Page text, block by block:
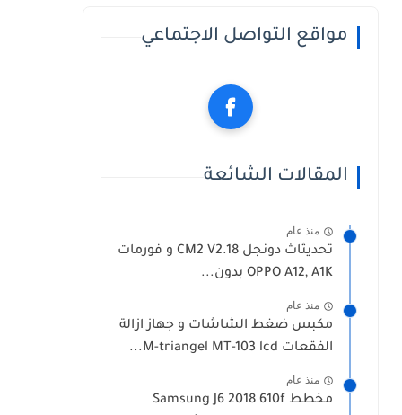
مواقع التواصل الاجتماعي
المقالات الشائعة
منذ عام
تحديثاث دونجل CM2 V2.18 و فورمات
OPPO A12, A1K بدون...
منذ عام
مكبس ضغط الشاشات و جهاز ازالة
الفقعات M-triangel MT-103 lcd...
منذ عام
مخطط Samsung J6 2018 610f